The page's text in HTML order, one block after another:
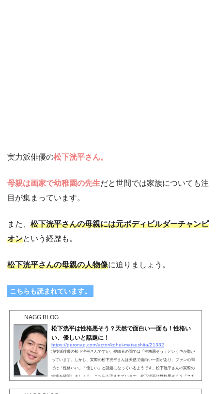
実力派俳優の松下洸平さん。
母親は画家で幼稚園の先生だと世間では家族についても注
目が集まっています。
また、 松下洸平さんの母親には元ボディビルダーチャンピ
オンという経歴も。
松下洸平さんの母親の人物像に迫りましょう。
こちらも読まれています。
NAGG BLOG
松下洸平は性格悪そう？天然で面白い一面も！性格い
い、優しいと話題に！
https://geronag.com/actor/kohei-matsushita/21332
演技派俳優の松下洸平さんですが、視聴者の間では「性格悪そう」という声が挙が
っています。しかし、実際の松下洸平さんは天然で面白い一面があり、ファンの間
では「性格いい」「優しい」と話題になっているようです。松下洸平さんの実際の
性格を確認しましょう。こちらも読まれています。松下洸平は性格悪そう？『スカ